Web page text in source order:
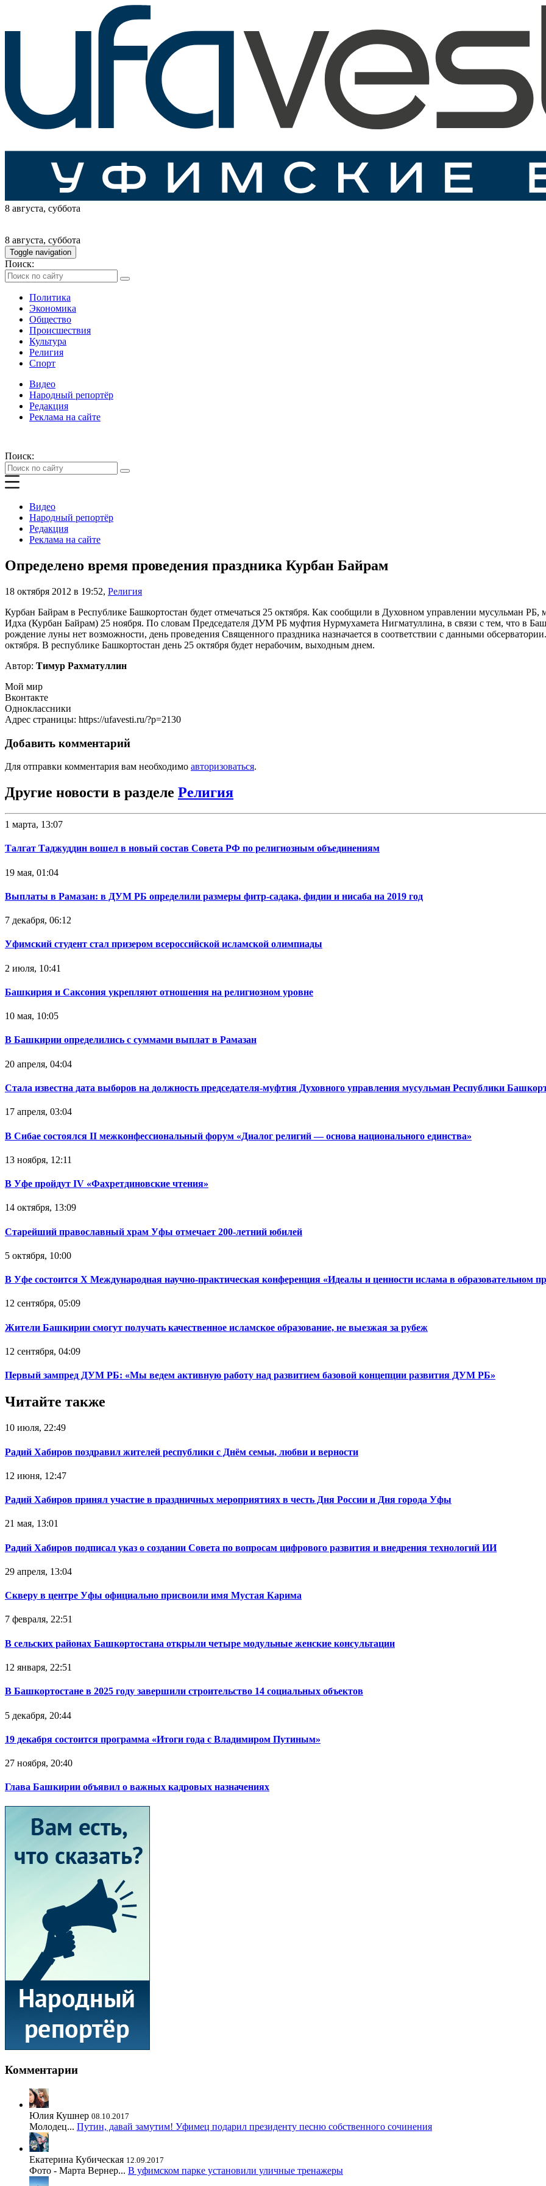
8 августа, суббота
8 августа, суббота
Toggle navigation
Поиск:
Политика
Экономика
Общество
Происшествия
Культура
Религия
Спорт
Видео
Народный репортёр
Редакция
Реклама на сайте
Поиск:
Видео
Народный репортёр
Редакция
Реклама на сайте
Определено время проведения праздника Курбан Байрам
18 октября 2012 в 19:52, Религия
Курбан Байрам в Республике Башкортостан будет отмечаться 25 октября. Как сообщили в Духовном управлении мусульман
Идха (Курбан Байрам) 25 ноября. По словам Председателя ДУМ РБ муфтия Нурмухамета Нигматуллина, в связи с тем, что в
рождение луны нет возможности, день проведения Священного праздника назначается в соответствии с данными
октября. В республике Башкортостан день 25 октября будет нерабочим, выходным днем.
Автор: Тимур Рахматуллин
Мой мир
Вконтакте
Одноклассники
Адрес страницы: https://ufavesti.ru/?p=2130
Добавить комментарий
Для отправки комментария вам необходимо авторизоваться.
Другие новости в разделе Религия
1 марта, 13:07
Талгат Таджуддин вошел в новый состав Совета РФ по религиозным объединениям
19 мая, 01:04
Выплаты в Рамазан: в ДУМ РБ определили размеры фитр-садака, фидии и нисаба на 2019 год
7 декабря, 06:12
Уфимский студент стал призером всероссийской исламской олимпиады
2 июля, 10:41
Башкирия и Саксония укрепляют отношения на религиозном уровне
10 мая, 10:05
В Башкирии определились с суммами выплат в Рамазан
20 апреля, 04:04
Стала известна дата выборов на должность председателя-муфтия Духовного управления мусульман Республики
17 апреля, 03:04
В Сибае состоялся II межконфессиональный форум «Диалог религий — основа национального единства»
13 ноября, 12:11
В Уфе пройдут IV «Фахретдиновские чтения»
14 октября, 13:09
Старейший православный храм Уфы отмечает 200-летний юбилей
5 октября, 10:00
В Уфе состоится Х Международная научно-практическая конференция «Идеалы и ценности ислама в образовательном
12 сентября, 05:09
Жители Башкирии смогут получать качественное исламское образование, не выезжая за рубеж
12 сентября, 04:09
Первый зампред ДУМ РБ: «Мы ведем активную работу над развитием базовой концепции развития ДУМ РБ»
Читайте также
10 июля, 22:49
Радий Хабиров поздравил жителей республики с Днём семьи, любви и верности
12 июня, 12:47
Радий Хабиров принял участие в праздничных мероприятиях в честь Дня России и Дня города Уфы
21 мая, 13:01
Радий Хабиров подписал указ о создании Совета по вопросам цифрового развития и внедрения технологий ИИ
29 апреля, 13:04
Скверу в центре Уфы официально присвоили имя Мустая Карима
7 февраля, 22:51
В сельских районах Башкортостана открыли четыре модульные женские консультации
12 января, 22:51
В Башкортостане в 2025 году завершили строительство 14 социальных объектов
5 декабря, 20:44
19 декабря состоится программа «Итоги года с Владимиром Путиным»
27 ноября, 20:40
Глава Башкирии объявил о важных кадровых назначениях
Комментарии
Юлия Кушнер 08.10.2017
Молодец... Путин, давай замутим! Уфимец подарил президенту песню собственного сочинения
Екатерина Кубическая 12.09.2017
Фото - Марта Вернер... В уфимском парке установили уличные тренажеры